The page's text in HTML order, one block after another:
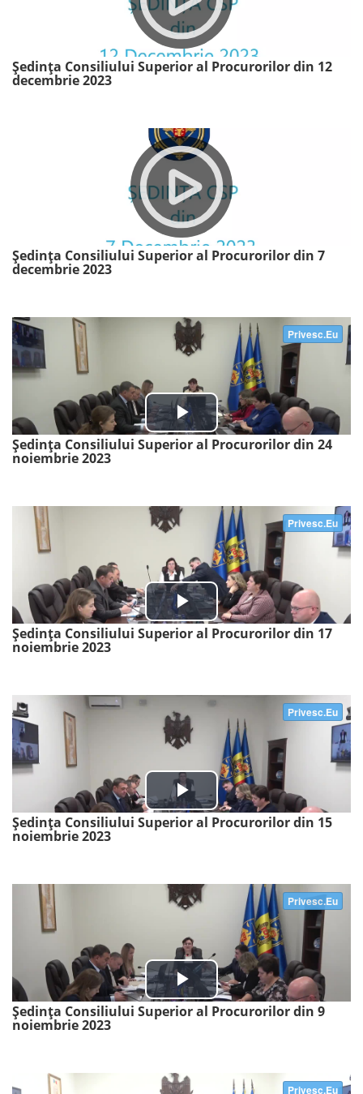
Ședința Consiliului Superior al Procurorilor din 12
decembrie 2023
Ședința Consiliului Superior al Procurorilor din 7
decembrie 2023
Ședința Consiliului Superior al Procurorilor din 24
noiembrie 2023
Ședința Consiliului Superior al Procurorilor din 17
noiembrie 2023
Ședința Consiliului Superior al Procurorilor din 15
noiembrie 2023
Ședința Consiliului Superior al Procurorilor din 9
noiembrie 2023